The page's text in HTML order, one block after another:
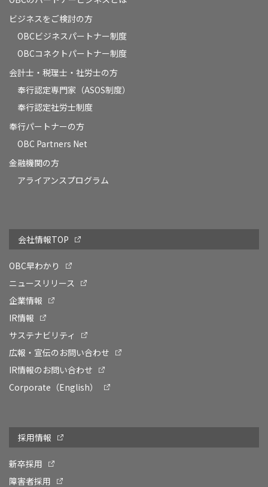
ビジネスをご検討の方
OBCビジネスパートナー制度
OBCコネクトパートナー制度
会計士・税理士・社労士の方
奉行認定専門家（ASOS制度）
奉行認定社労士制度
奉行パートナーの方
OBC Partners Net
金融機関の方
アライアンスプログラム
会社情報TOP
OBC早わかり
ニュースリリース
企業情報
IR情報
サステナビリティ
広報・宣伝のお問い合わせ
IR情報のお問い合わせ
Corporate（English）
採用情報
新卒採用
障害者採用